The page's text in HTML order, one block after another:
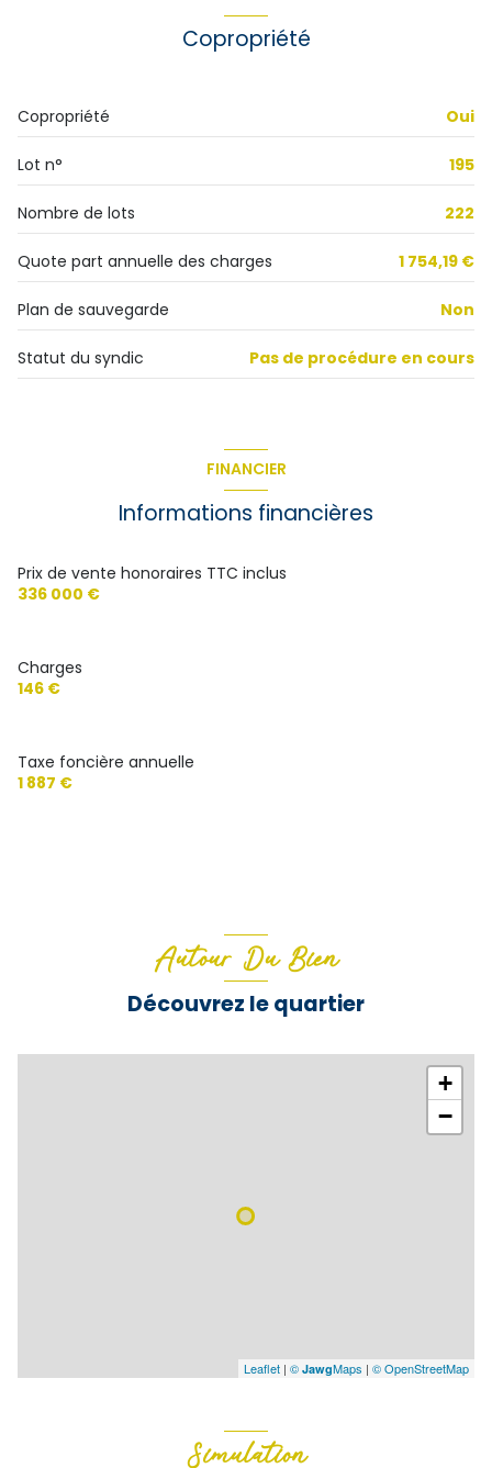
Chauffage individuel : radiateur (gaz de ville)
exposition Sud-Est
4 niveau(x)
4ème étage
4 étage(s)
interphone
Copropriété
Copropriété Oui
Lot n° 195
Nombre de lots 222
Quote part annuelle des charges 1 754,19 €
Plan de sauvegarde Non
Statut du syndic Pas de procédure en cours
FINANCIER
Informations financières
Prix de vente honoraires TTC inclus
336 000 €
Charges
146 €
Taxe foncière annuelle
1 887 €
Autour Du Bien
Découvrez le quartier
+
−
Leaflet | © JawgMaps | © OpenStreetMap
Simulation